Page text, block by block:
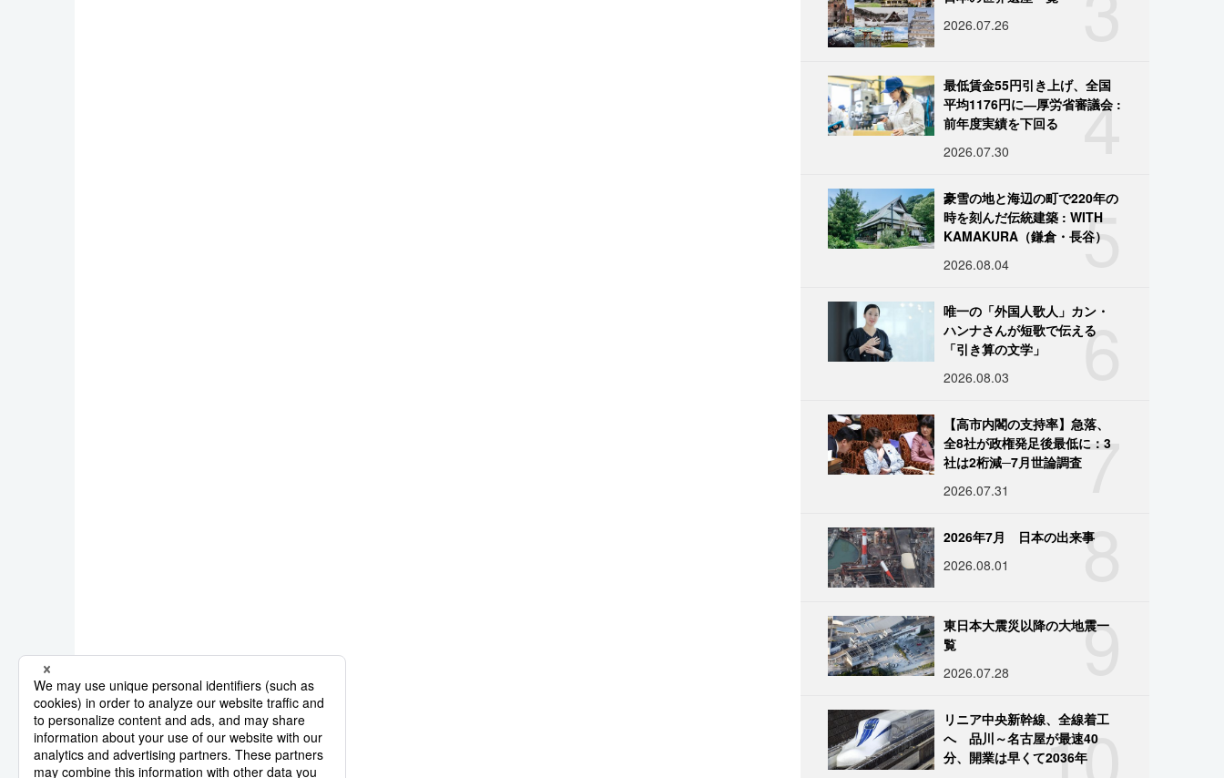
2026.07.26
4
最低賃金55円引き上げ、全国
平均1176円に―厚労省審議会 :
前年度実績を下回る
2026.07.30
5
豪雪の地と海辺の町で220年の
時を刻んだ伝統建築 : WITH
KAMAKURA（鎌倉・長谷）
2026.08.04
6
唯一の「外国人歌人」カン・
ハンナさんが短歌で伝える
「引き算の文学」
2026.08.03
7
【高市内閣の支持率】急落、
全8社が政権発足後最低に：3
社は2桁減─7月世論調査
2026.07.31
8
2026年7月 日本の出来事
2026.08.01
9
東日本大震災以降の大地震一
覧
2026.07.28
10
リニア中央新幹線、全線着工
へ 品川～名古屋が最速40
分、開業は早くて2036年